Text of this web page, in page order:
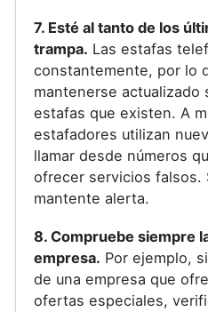
7. Esté al tanto de los
trampa. Las estafas
constantemente, por lo
mantenerse actualizado
estafas que existen. A
estafadores utilizan
llamar desde números
ofrecer servicios falsos.
mantente alerta.
8. Compruebe siempre
empresa. Por ejemplo,
de una empresa que
ofertas especiales,